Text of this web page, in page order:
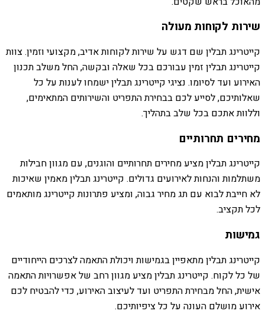
שירות לקוחות מעולה
קייטרינג תבלין שם דגש על שירות לקוחות אדיב, מקצועי וזמין. צוות
קייטרינג תבלין זמין עבורכם בכל שאלה ובקשה, החל משלב תכנון
האירוע ועד לסיומו. נציגי קייטרינג תבלין ישמחו לענות על כל
שאלותיכם, לסייע לכם בבחירת התפריט והשירותים המתאימים,
וללוות אתכם בכל שלב בתהליך.
מחירים תחרותיים
קייטרינג תבלין מציע מחירים תחרותיים והוגנים, עם מגוון חבילות
משתלמות והנחות לאירועים גדולים. קייטרינג תבלין מאמין שאיכות
לא חייבת לבוא עם תג מחיר גבוה, ומציע פתרונות קייטרינג מותאמים
לכל תקציב.
גמישות
קייטרינג תבלין מתאפיין בגמישות ויכולת התאמה לצרכים הייחודיים
של כל לקוח. קייטרינג תבלין מציע מגוון רחב של אפשרויות התאמה
אישית, החל מבחירת התפריט ועד לעיצוב האירוע, כדי להבטיח לכם
אירוע מושלם העונה על כל ציפיותיכם.